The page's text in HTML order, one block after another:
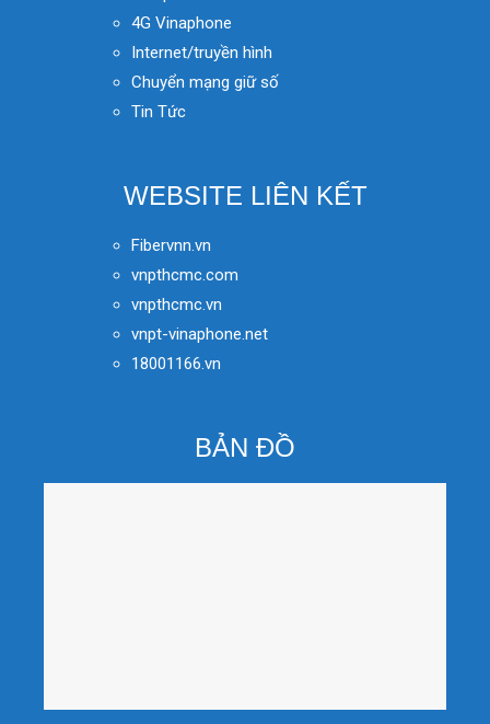
4G Vinaphone
Internet/truyền hình
Chuyển mạng giữ số
Tin Tức
WEBSITE LIÊN KẾT
Fibervnn.vn
vnpthcmc.com
vnpthcmc.vn
vnpt-vinaphone.net
18001166.vn
BẢN ĐỒ